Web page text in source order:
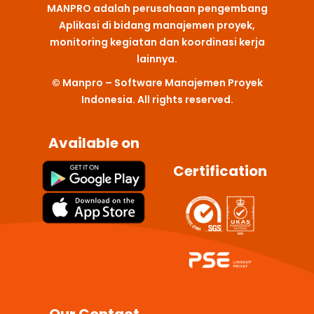
e
b
o
o
t
a
g
r
k
e
d
i
n
t
u
b
e
t
s
a
p
MANPRO adalah perusahaan pengembang
Aplikasi di bidang manajemen proyek,
monitoring kegiatan dan koordinasi kerja
lainnya.
© Manpro – Software Manajemen Proyek
Indonesia. All rights reserved.
Available on
Certification